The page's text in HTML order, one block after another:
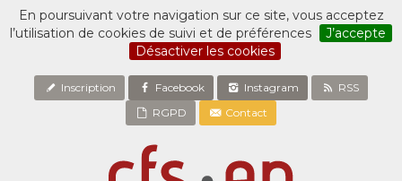
En poursuivant votre navigation sur ce site, vous acceptez
l’utilisation de cookies de suivi et de préférences
J’accepte
Désactiver les cookies
Inscription Facebook Instagram
RSS
RGPD
Contact